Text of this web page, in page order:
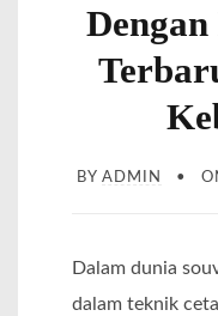
BY ADMIN
Dalam dunia
dalam teknik